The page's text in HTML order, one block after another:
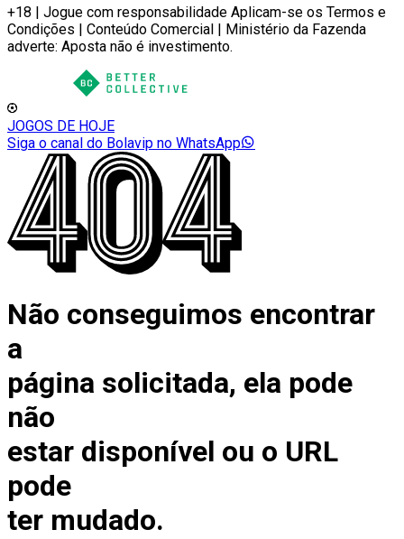
+18 | Jogue com responsabilidade Aplicam-se os Termos e
Condições | Conteúdo Comercial | Ministério da Fazenda
adverte: Aposta não é investimento.
JOGOS DE HOJE
Siga o canal do Bolavip no WhatsApp
Não conseguimos encontrar
a
página solicitada, ela pode
não
estar disponível ou o URL
pode
ter mudado.